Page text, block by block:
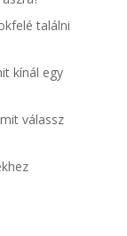
találni
kínál egy
válassz